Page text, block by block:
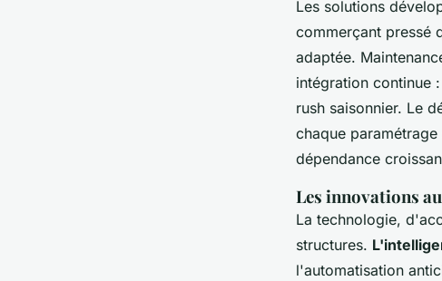
Les solutions
commerçant pressé
adaptée.
intégration continue
rush saisonnier. Le
chaque
dépendance
Les innovations
La technologie,
structures.
l'automatisation